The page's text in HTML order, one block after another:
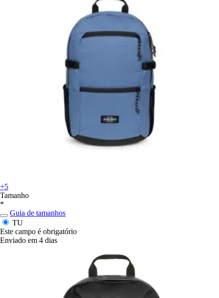
+5
Tamanho
*
Guia de tamanhos
TU
Este campo é obrigatório
Enviado em 4 dias